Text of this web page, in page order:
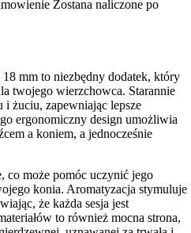
Zostana naliczone po
mm to niezbędny dodatek, który
twojego wierzchowca. Starannie
i żuciu, zapewniając lepsze
ergonomiczny design umożliwia
a koniem, a jednocześnie
co może pomóc uczynić jego
konia. Aromatyzacja stymuluje
że każda sesja jest
to również mocna strona,